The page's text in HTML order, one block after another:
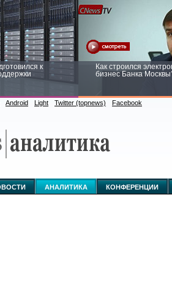
к
Как строился
бизнес Банка
Android Light Twitter (topnews) Facebook
АНАЛИТИКА КОНФЕРЕНЦИИ